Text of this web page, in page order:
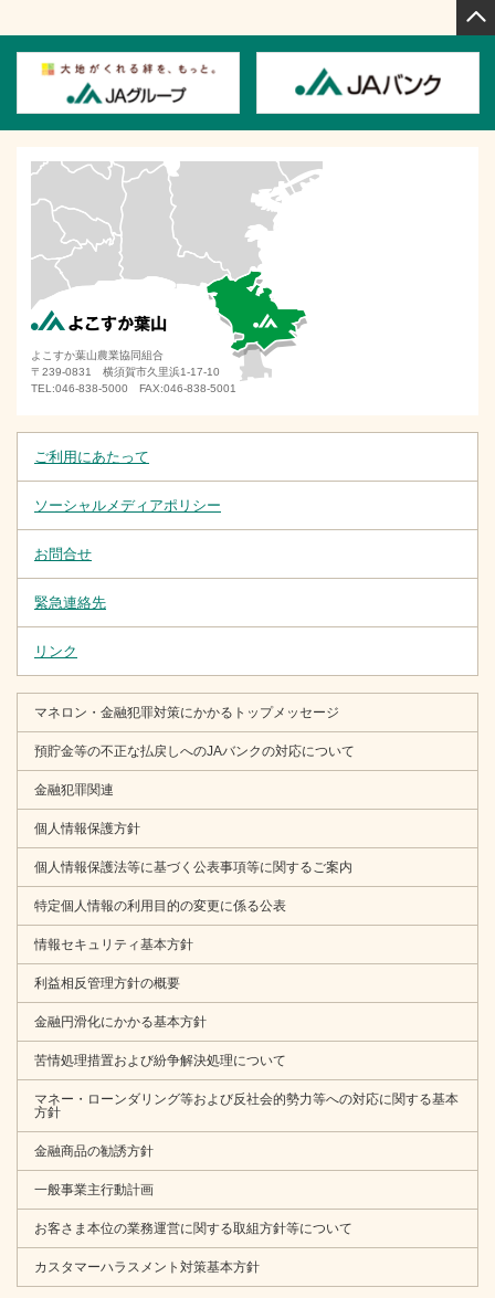
現在】（外部サイトへ移動します）
2025年6月16日
付を開始しました
2025年6月11日
就職面接＆相談会（久里浜コミュニティセンター）へ参加
します
2025年6月6日
横須賀市肥料価格高騰対策支援金のご案内
2025年5月29日
2025年5月1日
ＪＡよこすか葉山 設立３０周年特設サイトをオープンし
ました
2025年4月30日
緊急連絡先「詐欺被害に遭った場合」を追加いたしました
2025年4月30日
システム更改に伴うサービス一時休止のお知らせについて
2025年4月23日
令和5年金融商品取引法等改正法の一部施行に伴う関係約款
の一部改正について
2025年4月14日
国際電話番号による特殊詐欺にご注意ください
2025年4月11日
貯金規定の一部改正について
2025年3月21日
特殊詐欺被害の未然防止に向けた取組みについて
2024年3月19日
ッシュカード（ローンカード）規定」「ＪＡカード（一体
型）規定」の一部改正について
2024年3月19日
「ＡＰＩサービスに関する規定」の一部改正について
2025年3月14日
電子インボイス閲覧システム利用規定の制定について
「電子インボイス閲覧システム利用規定」につきまして、
よこすか葉山農業協同組合
〒239-0831 横須賀市久里浜1-17-10
TEL:046-838-5000 FAX:046-838-5001
ご利用にあたって
ソーシャルメディアポリシー
お問合せ
緊急連絡先
リンク
マネロン・金融犯罪対策にかかるトップメッセージ
預貯金等の不正な払戻しへのJAバンクの対応について
金融犯罪関連
個人情報保護方針
個人情報保護法等に基づく公表事項等に関するご案内
特定個人情報の利用目的の変更に係る公表
情報セキュリティ基本方針
利益相反管理方針の概要
金融円滑化にかかる基本方針
苦情処理措置および紛争解決処理について
マネー・ローンダリング等および反社会的勢力等への対応に関する基本
方針
金融商品の勧誘方針
一般事業主行動計画
お客さま本位の業務運営に関する取組方針等について
カスタマーハラスメント対策基本方針